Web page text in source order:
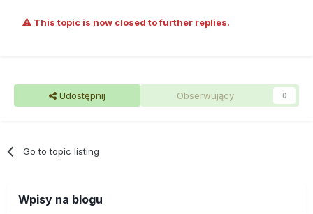
This topic is now closed to further replies.
Udostępnij Obserwujący 0
Go to topic listing
Wpisy na blogu